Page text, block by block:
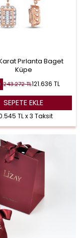
Pırlanta Baget
Küpe
243.272TL121.636 TL
SEPETE EKLE
TL x 3 Taksit